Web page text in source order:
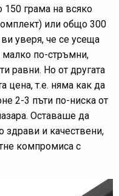
грама на всяко
или общо 300
уверя, че се усеща
малко по-стръмни,
равни. Но от другата
цена, т.е. няма как да
2-3 пъти по-ниска от
Оставаше да
здрави и качествени,
компромиса с